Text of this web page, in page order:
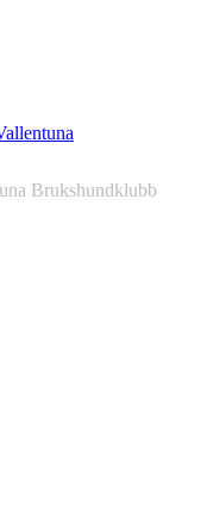
Brukshundklubb